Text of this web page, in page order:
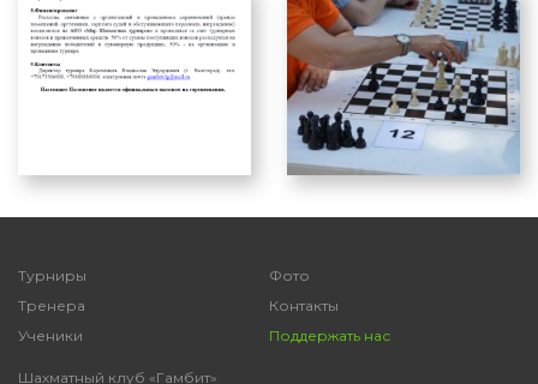
Турниры
Тренера
Ученики
Фото
Контакты
Поддержать нас
Шахматный клуб «Гамбит»